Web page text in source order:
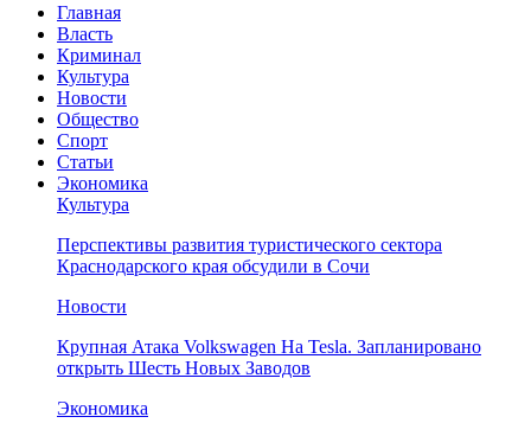
Главная
Власть
Криминал
Культура
Новости
Общество
Спорт
Статьи
Экономика
Культура
Перспективы развития туристического сектора
Краснодарского края обсудили в Сочи
Новости
Крупная Атака Volkswagen На Tesla. Запланировано
открыть Шесть Новых Заводов
Экономика